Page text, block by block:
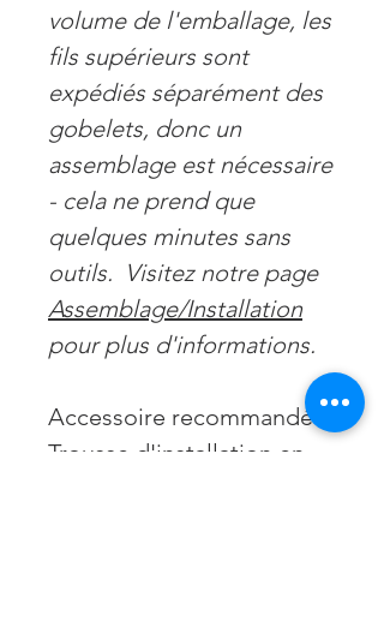
volume de l'emballage, les
fils supérieurs sont
expédiés séparément des
gobelets, donc un
assemblage est nécessaire
- cela ne prend que
quelques minutes sans
outils. Visitez notre page
Assemblage/Installation
pour plus d'informations.
Accessoire recommandé :
Trousse d'installation en